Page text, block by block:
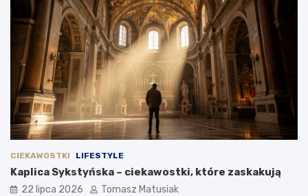
CIEKAWOSTKI LIFESTYLE
Kaplica Sykstyńska – ciekawostki, które zaskakują
22 lipca 2026 Tomasz Matusiak